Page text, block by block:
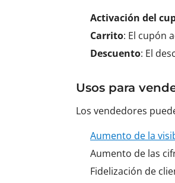
Activación del
Carrito: El cupón
Descuento: El
Usos para
Los vendedores
Aumento de la
Aumento de las
Fidelización de